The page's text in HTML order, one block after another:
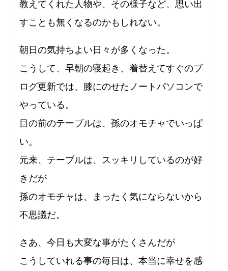
教えてくれた人物や、その様子など、思い出
すことも無くなるのかもしれない。
朝日の気持ちよい日々が多くなった。
こうして、早朝の寝起き、着替えてすぐのブ
ログ更新では、膝にのせたノートパソコンで
やっている。
目の前のテーブルは、孫のオモチャでいっぱ
い。
元来、テーブルは、スッキリしているのが好
きだが
孫のオモチャは、まったく気にならないから
不思議だ。
さあ、今日も大変な事がたくさんだが
こうしていれる事の毎日は、本当に幸せを感